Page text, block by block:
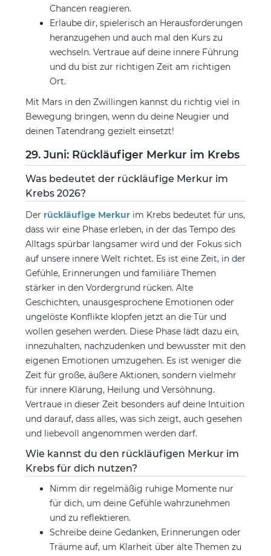
Chancen reagieren.
Erlaube dir, spielerisch an Herausforderungen
heranzugehen und auch mal den Kurs zu
wechseln. Vertraue auf deine innere Führung
und du bist zur richtigen Zeit am richtigen
Ort.
Mit Mars in den Zwillingen kannst du richtig viel in
Bewegung bringen, wenn du deine Neugier und
deinen Tatendrang gezielt einsetzt!
29. Juni: Rückläufiger Merkur im Krebs
Was bedeutet der rückläufige Merkur im
Krebs 2026?
Der rückläufige Merkurim Krebs bedeutet für uns,
dass wir eine Phase erleben, in der das Tempo des
Alltags spürbar langsamer wird und der Fokus sich
auf unsere innere Welt richtet. Es ist eine Zeit, in der
Gefühle, Erinnerungen und familiäre Themen
stärker in den Vordergrund rücken. Alte
Geschichten, unausgesprochene Emotionen oder
ungelöste Konflikte klopfen jetzt an die Tür und
wollen gesehen werden. Diese Phase lädt dazu ein,
innezuhalten, nachzudenken und bewusster mit den
eigenen Emotionen umzugehen. Es ist weniger die
Zeit für große, äußere Aktionen, sondern vielmehr
für innere Klärung, Heilung und Versöhnung.
Vertraue in dieser Zeit besonders auf deine Intuition
und darauf, dass alles, was sich zeigt, auch gesehen
und liebevoll angenommen werden darf.
Wie kannst du den rückläufigen Merkur im
Krebs für dich nutzen?
Nimm dir regelmäßig ruhige Momente nur
für dich, um deine Gefühle wahrzunehmen
und zu reflektieren.
Schreibe deine Gedanken, Erinnerungen oder
Träume auf, um Klarheit über alte Themen zu